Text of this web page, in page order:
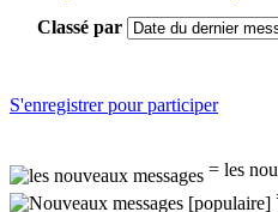
Classé par
S'enregistrer pour participer
= les